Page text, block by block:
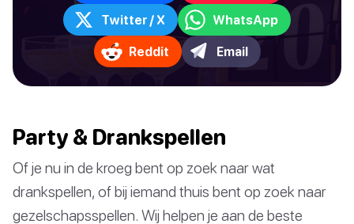
Twitter / X WhatsApp
Reddit Email
Party & Drankspellen
Of je nu in de kroeg bent op zoek naar wat
drankspellen, of bij iemand thuis bent op zoek naar
gezelschapsspellen. Wij helpen je aan de beste